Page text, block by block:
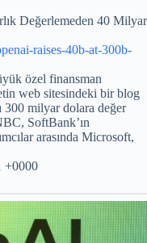
Değerlemeden 40 Milyar
raises-40b-at-300b-
özel finansman
web sitesindeki bir blog
300 milyar dolara değer
SoftBank’ın
arasında Microsoft,
+0000